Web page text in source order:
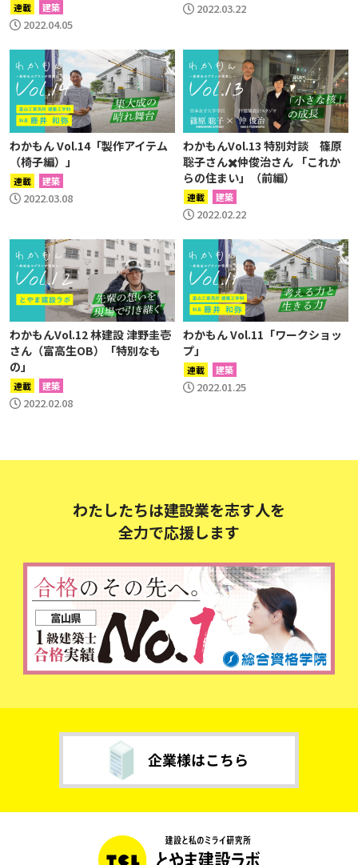
連載 建築
2022.04.05
2022.03.22
わかもん Vol.14「製作アイテム
（椅子編）」
連載 建築
2022.03.08
わかもんVol.13 特別対談 篠原
聡子さん✖️仲俊治さん 「これか
らの住まい」（前編）
連載 建築
2022.02.22
わかもんVol.12 林建設 津野圭壱
さん（富高生OB）「特別なも
の」
連載 建築
2022.02.08
わかもん Vol.11「ワークショッ
プ」
連載 建築
2022.01.25
わたしたちは建設業を志す人を
全力で応援します